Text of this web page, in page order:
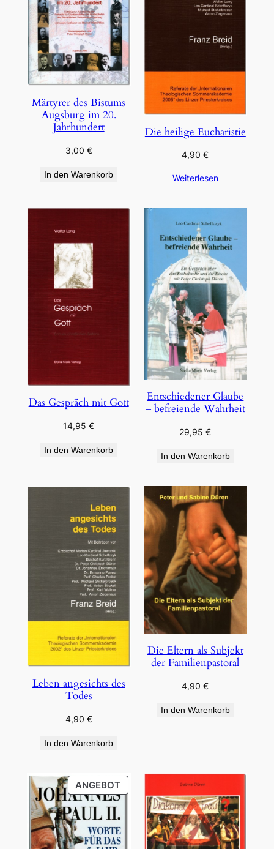
Märtyrer des Bistums
Augsburg im 20.
Jahrhundert
3,00 €
In den Warenkorb
Die heilige Eucharistie
4,90€
Weiterlesen
Das Gespräch mit Gott
14,95€
In den Warenkorb
Entschiedener Glaube
– befreiende Wahrheit
29,95€
In den Warenkorb
Leben angesichts des
Todes
4,90 €
In den Warenkorb
Die Eltern als Subjekt
der Familienpastoral
4,90€
In den Warenkorb
ANGEBOTPRODUKT
IM
ANGEBOT